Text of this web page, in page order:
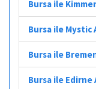
Bursa ile
Bursa ile Mystic
Bursa ile
Bursa ile Edirne